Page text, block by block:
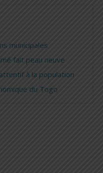
municipales
fait peau neuve
à la population
du Togo